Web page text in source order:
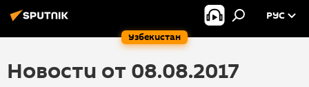
Узбекистан
РУС
Новости от 08.08.2017